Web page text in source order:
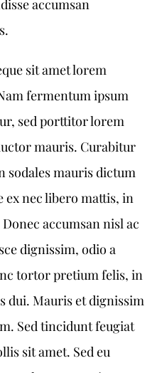
accumsan
sit amet lorem
fermentum ipsum
sed porttitor lorem
mauris. Curabitur
sodales mauris dictum
ex nec libero mattis, in
accumsan nisl ac
dignissim, odio a
tortor pretium felis, in
dui. Mauris et dignissim
Sed tincidunt feugiat
sit amet. Sed eu